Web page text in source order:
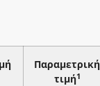
Παραμετρική
τιμή1